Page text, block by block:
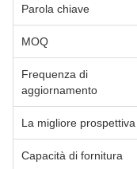
Parola chiave
MOQ
Frequenza di
aggiornamento
La migliore prospettiva
Capacità di fornitura